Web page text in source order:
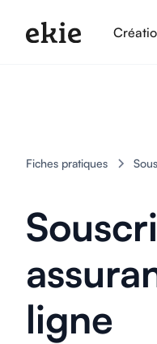
Fiches pratiques
ligne